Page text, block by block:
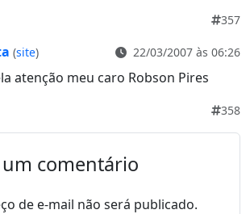
357
(site) 22/03/2007 às 06:26
atenção meu caro Robson Pires
358
um comentário
de e-mail não será publicado.